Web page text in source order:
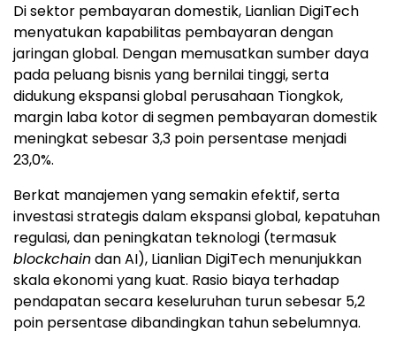
Di sektor pembayaran domestik, Lianlian DigiTech
menyatukan kapabilitas pembayaran dengan
jaringan global. Dengan memusatkan sumber daya
pada peluang bisnis yang bernilai tinggi, serta
didukung ekspansi global perusahaan Tiongkok,
margin laba kotor di segmen pembayaran domestik
meningkat sebesar 3,3 poin persentase menjadi
23,0%.
Berkat manajemen yang semakin efektif, serta
investasi strategis dalam ekspansi global, kepatuhan
regulasi, dan peningkatan teknologi (termasuk
blockchaindan AI), Lianlian DigiTech menunjukkan
skala ekonomi yang kuat. Rasio biaya terhadap
pendapatan secara keseluruhan turun sebesar 5,2
poin persentase dibandingkan tahun sebelumnya.